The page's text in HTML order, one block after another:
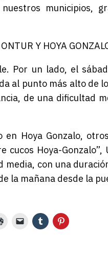
municipios,
Y HOYA
Por un lado, el
al punto más alto de
de una dificultad
en Hoya Gonzalo,
cucos Hoya-
media, con una
la mañana desde la